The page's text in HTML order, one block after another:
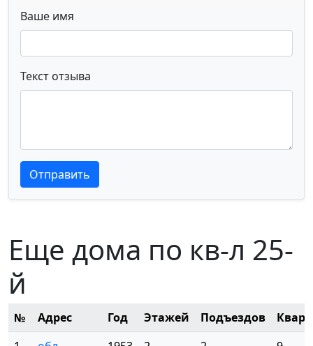
Ваше имя
Текст отзыва
Текст отзыва
Текст отзыва
Отправить
Еще дома по кв-л 25-
й
№ Адрес Год Этажей Подъездов